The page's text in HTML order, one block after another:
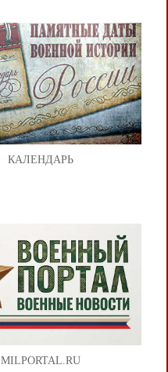
КАЛЕНДАРЬ
MILPORTAL.RU